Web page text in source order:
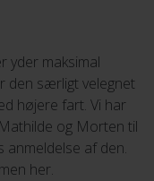
yder maksimal
den særligt velegnet
højere fart. Vi har
og Morten til
anmeldelse af den.
her.